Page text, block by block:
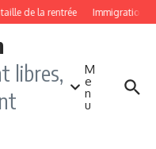
de la rentrée Immigration
libres,
M
e
n
u